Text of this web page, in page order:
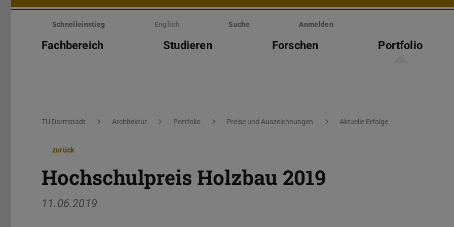
Menü
überspringenSchnelleinstieg English Suche Anmelden
Fachbereich Studieren Forschen Portfolio
Sie befinden sich hier:
TU Darmstadt Architektur Portfolio Preise und Auszeichnungen Aktuelle Erfolge
zurück
Hochschulpreis Holzbau 2019
11.06.2019